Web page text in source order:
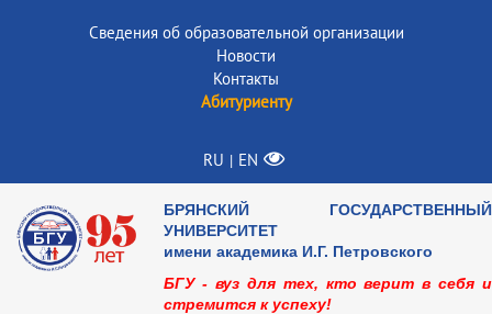
Сведения об образовательной организации
Новости
Контакты
Абитуриенту
RU | EN
БРЯНСКИЙ ГОСУДАРСТВЕННЫЙ
УНИВЕРСИТЕТ
имени академика И.Г. Петровского
БГУ - вуз для тех, кто верит в себя и
стремится к успеху!